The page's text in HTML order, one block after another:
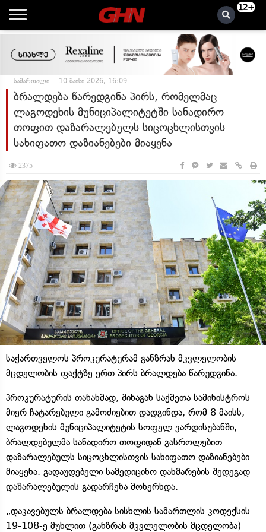
12+
სამართალი 10 მაისი 2026, 16:09
ბრალდება წარედგინა პირს, რომელმაც
ლაგოდეხის მუნიციპალიტეტში სანადირო
თოფით დაზარალებულს სიცოცხლისთვის
სახიფათო დაზიანებები მიაყენა
2375
საქართველოს პროკურატურამ განზრახ მკვლელობის
მცდელობის ფაქტზე ერთ პირს ბრალდება წარუდგინა.
პროკურატურის თანახმად, შინაგან საქმეთა სამინისტროს
მიერ ჩატარებული გამოძიებით დადგინდა, რომ 8 მაისს,
ლაგოდეხის მუნიციპალიტეტის სოფელ ვარდისუბანში,
ბრალდებულმა სანადირო თოფიდან გასროლებით
დაზარალებულს სიცოცხლისთვის სახიფათო დაზიანებები
მიაყენა. გადაუდებელი სამედიცინო დახმარების შედეგად
დაზარალებულის გადარჩენა მოხერხდა.
„დაკავებულს ბრალდება სისხლის სამართლის კოდექსის
19-108-ე მუხლით (განზრახ მკვლელობის მცდელობა)